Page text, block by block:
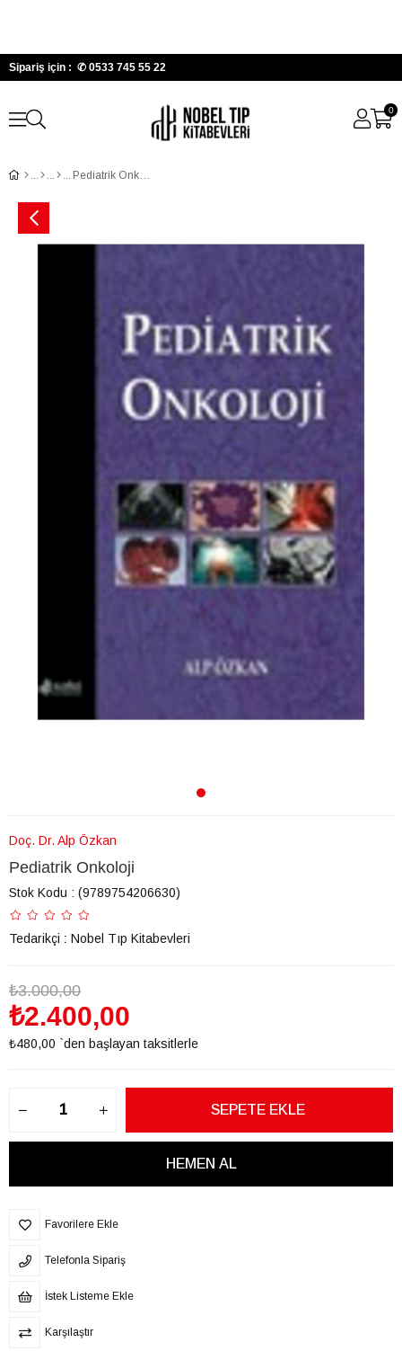
Sipariş için : ✆ 0533 745 55 22
0
Pediatrik Onkoloji
Doç. Dr. Alp Özkan
Pediatrik Onkoloji
Stok Kodu (9789754206630)
Tedarikçi : Nobel Tıp Kitabevleri
₺3.000,00
₺2.400,00
₺480,00 `den başlayan taksitlerle
Favorilere Ekle
Telefonla Sipariş
İstek Listeme Ekle
Karşılaştır